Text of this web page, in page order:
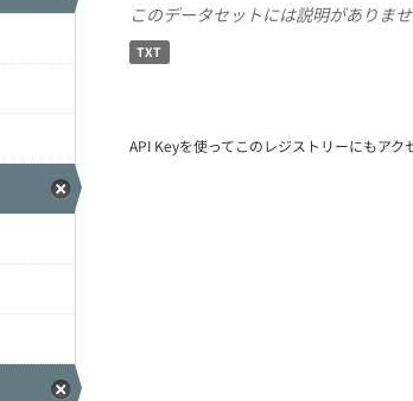
このデータセットには説明がありま
TXT
API Keyを使ってこのレジストリーにもアク